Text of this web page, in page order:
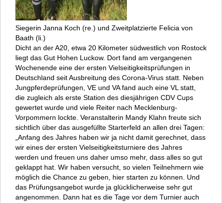
Siegerin Janna Koch (re.) und Zweitplatzierte Felicia von
Baath (li.)
Dicht an der A20, etwa 20 Kilometer südwestlich von Rostock
liegt das Gut Hohen Luckow. Dort fand am vergangenen
Wochenende eine der ersten Vielseitigkeitsprüfungen in
Deutschland seit Ausbreitung des Corona-Virus statt. Neben
Jungpferdeprüfungen, VE und VA fand auch eine VL statt,
die zugleich als erste Station des diesjährigen CDV Cups
gewertet wurde und viele Reiter nach Mecklenburg-
Vorpommern lockte. Veranstalterin Mandy Klahn freute sich
sichtlich über das ausgefüllte Starterfeld an allen drei Tagen:
„Anfang des Jahres haben wir ja nicht damit gerechnet, dass
wir eines der ersten Vielseitigkeitsturniere des Jahres
werden und freuen uns daher umso mehr, dass alles so gut
geklappt hat. Wir haben versucht, so vielen Teilnehmern wie
möglich die Chance zu geben, hier starten zu können. Und
das Prüfungsangebot wurde ja glücklicherweise sehr gut
angenommen. Dann hat es die Tage vor dem Turnier auch